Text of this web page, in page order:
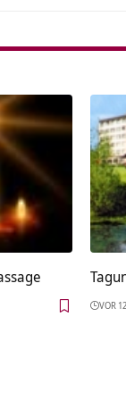
VOR